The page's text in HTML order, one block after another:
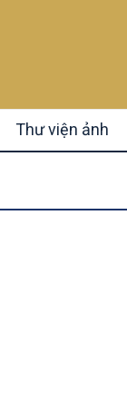
Thư viện ảnh